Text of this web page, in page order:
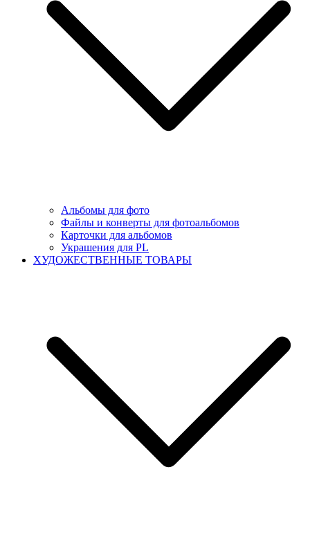
Альбомы для фото
Файлы и конверты для фотоальбомов
Карточки для альбомов
Украшения для PL
ХУДОЖЕСТВЕННЫЕ ТОВАРЫ